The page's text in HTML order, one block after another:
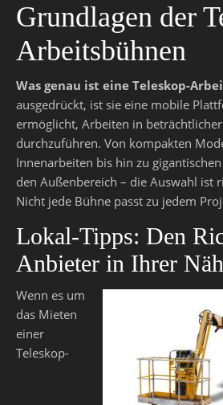
Grundlagen der
Arbeitsbühnen
Was genau ist eine Teleskop-
ausgedrückt, ist sie eine mobile
ermöglicht, Arbeiten in
durchzuführen. Von kompakten
Innenarbeiten bis hin zu
den Außenbereich – die Auswahl ist
Nicht jede Bühne passt zu jedem
Lokal-Tipps: Den
Anbieter in Ihrer
Wenn es um
das Mieten
einer
Teleskop-